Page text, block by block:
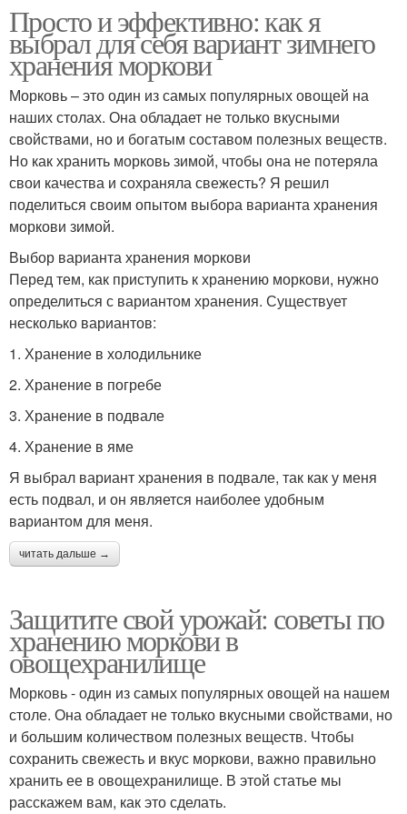
Просто и эффективно: как я
выбрал для себя вариант зимнего
хранения моркови
Морковь – это один из самых популярных овощей на
наших столах. Она обладает не только вкусными
свойствами, но и богатым составом полезных веществ.
Но как хранить морковь зимой, чтобы она не потеряла
свои качества и сохраняла свежесть? Я решил
поделиться своим опытом выбора варианта хранения
моркови зимой.
Выбор варианта хранения моркови
Перед тем, как приступить к хранению моркови, нужно
определиться с вариантом хранения. Существует
несколько вариантов:
1. Хранение в холодильнике
2. Хранение в погребе
3. Хранение в подвале
4. Хранение в яме
Я выбрал вариант хранения в подвале, так как у меня
есть подвал, и он является наиболее удобным
вариантом для меня.
читать дальше →
Защитите свой урожай: советы по
хранению моркови в
овощехранилище
Морковь - один из самых популярных овощей на нашем
столе. Она обладает не только вкусными свойствами, но
и большим количеством полезных веществ. Чтобы
сохранить свежесть и вкус моркови, важно правильно
хранить ее в овощехранилище. В этой статье мы
расскажем вам, как это сделать.